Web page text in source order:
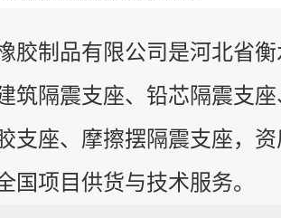
胶制品有限公司是河北省
筑隔震支座、铅芯隔震支
支座、摩擦摆隔震支座，
国项目供货与技术服务。